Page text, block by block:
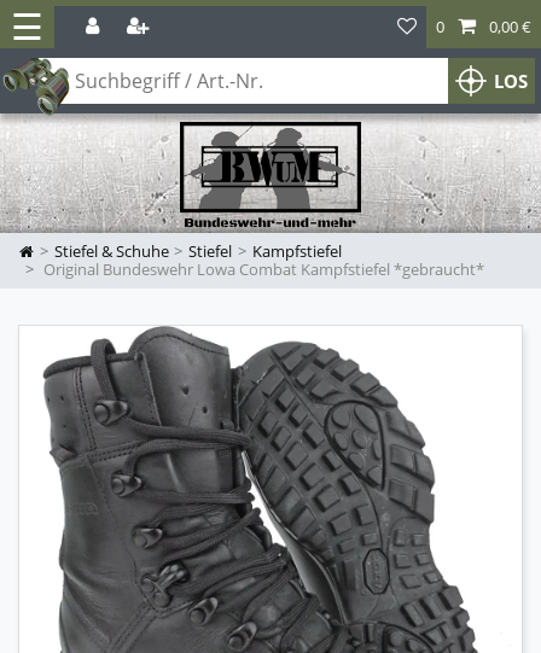
☰
LOS
0 0,00 €
Stiefel & Schuhe Stiefel
Kampfstiefel
Original Bundeswehr Lowa Combat Kampfstiefel *gebraucht*